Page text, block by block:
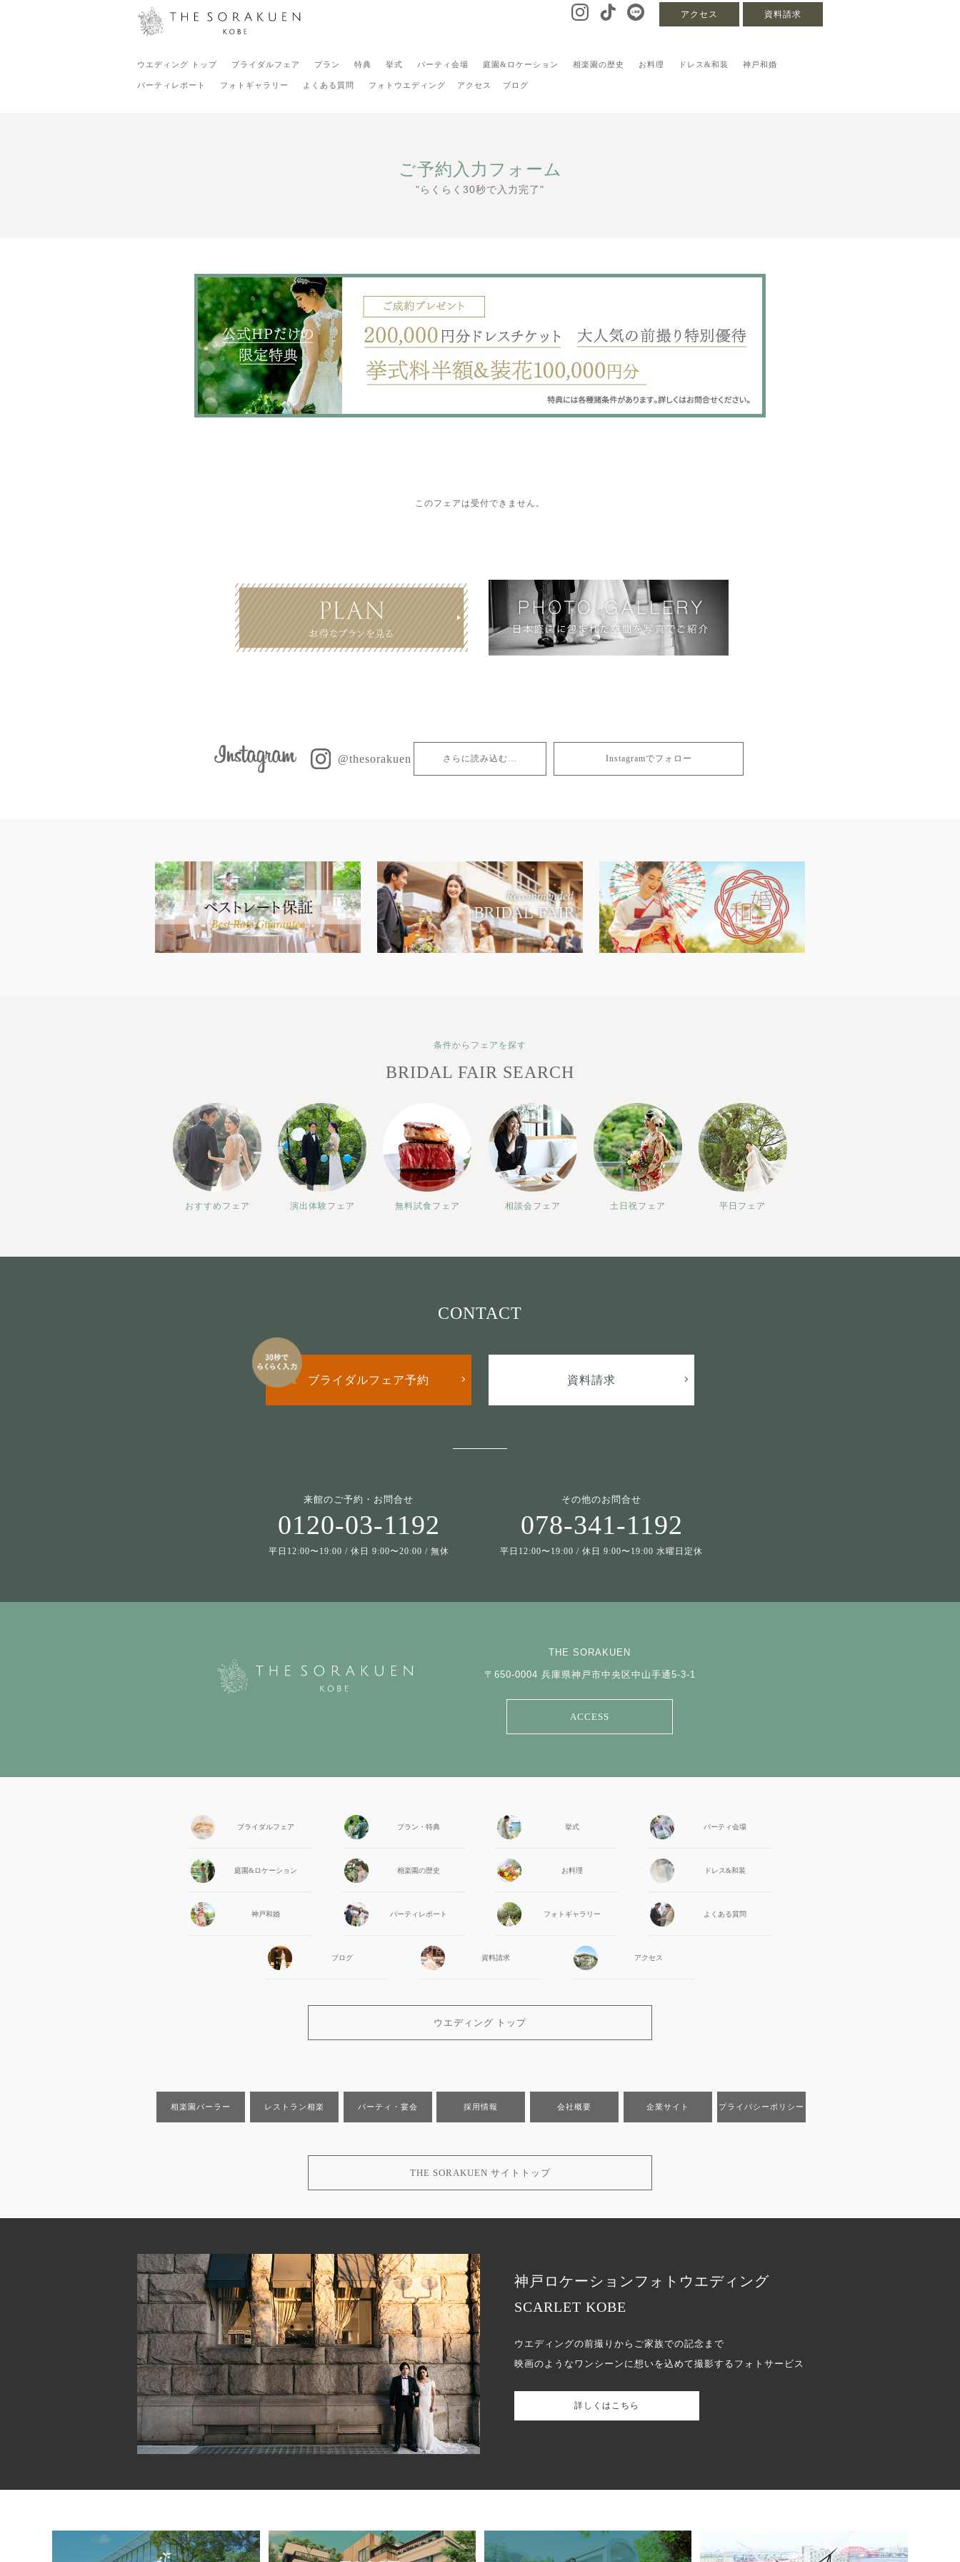
資料請求
アクセス
ウエディング トップ ブライダルフェア プラン 特典 挙式 パーティ会場 庭園&ロケーション 相楽園の歴史 お料理 ドレス&和装 神戸和婚
パーティレポート フォトギャラリー よくある質問 フォトウエディング アクセス ブログ
ご予約入力フォーム
"らくらく30秒で入力完了"
このフェアは受付できません。
@thesorakuen さらに読み込む… Instagramでフォロー
条件からフェアを探す
BRIDAL FAIR SEARCH
おすすめフェア 演出体験フェア 無料試食フェア 相談会フェア 土日祝フェア 平日フェア
CONTACT
ブライダルフェア予約 資料請求
来館のご予約・お問合せ
0120-03-1192
平日12:00〜19:00 / 休日 9:00〜20:00 / 無休
その他のお問合せ
078-341-1192
平日12:00〜19:00 / 休日 9:00〜19:00 水曜日定休
THE SORAKUEN
〒650-0004 兵庫県神戸市中央区中山手通5-3-1
ACCESS
ブライダルフェア プラン・特典 挙式 パーティ会場
庭園&ロケーション 相楽園の歴史 お料理 ドレス&和装
神戸和婚 パーティ レポート フォト ギャラリー よくある質問
ブログ 資料請求 アクセス
ウエディング トップ
相楽園パーラー レストラン相楽 パーティ・宴会 採用情報 会社概要 企業サイト プライバシーポリシー
THE SORAKUEN サイトトップ
神戸ロケーションフォトウエディング
SCARLET KOBE
ウエディングの前撮りからご家族での記念まで
映画のようなワンシーンに想いを込めて撮影するフォトサービス
詳しくはこちら